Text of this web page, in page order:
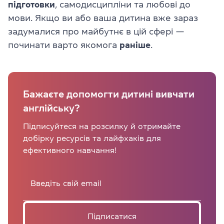
підготовки, самодисципліни та любові до
мови. Якщо ви або ваша дитина вже зараз
задумалися про майбутнє в цій сфері —
починати варто якомога раніше.
Бажаєте допомогти дитині вивчати
англійську?
Підписуйтеся на розсилку й отримайте
добірку ресурсів та лайфхаків для
ефективного навчання!
Підписатися